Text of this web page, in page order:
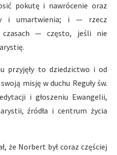
pokutę i nawrócenie oraz
i umartwienia; i — rzecz
— często, jeśli nie
przyjęły to dziedzictwo i od
misję w duchu Reguły św.
i głoszeniu Ewangelii,
źródła i centrum życia
że Norbert był coraz częściej